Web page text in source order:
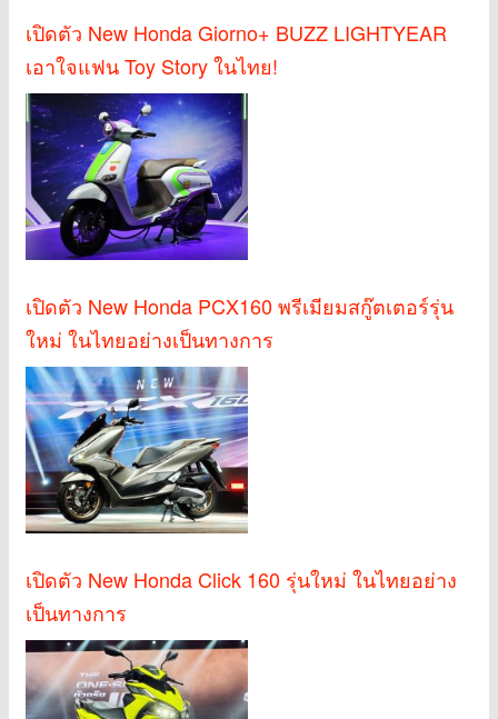
เปิดตัว New Honda Giorno+ BUZZ LIGHTYEAR
เอาใจแฟน Toy Story ในไทย!
เปิดตัว New Honda PCX160 พรีเมียมสกู๊ตเตอร์รุ่น
ใหม่ ในไทยอย่างเป็นทางการ
เปิดตัว New Honda Click 160 รุ่นใหม่ ในไทยอย่าง
เป็นทางการ